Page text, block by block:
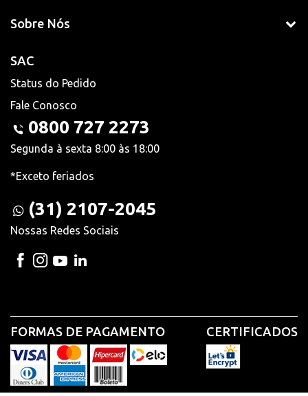
Sobre Nós
SAC
Status do Pedido
Fale Conosco
0800 727 2273
Segunda à sexta 8:00 às 18:00
*Exceto feriados
(31) 2107-2045
Nossas Redes Sociais
FORMAS DE PAGAMENTO CERTIFICADOS